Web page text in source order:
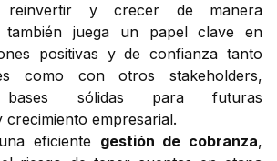
reinvertir y crecer de manera
también juega un papel clave en
positivas y de confianza tanto
como con otros stakeholders,
bases sólidas para futuras
empresarial.
eficiente gestión de cobranza,